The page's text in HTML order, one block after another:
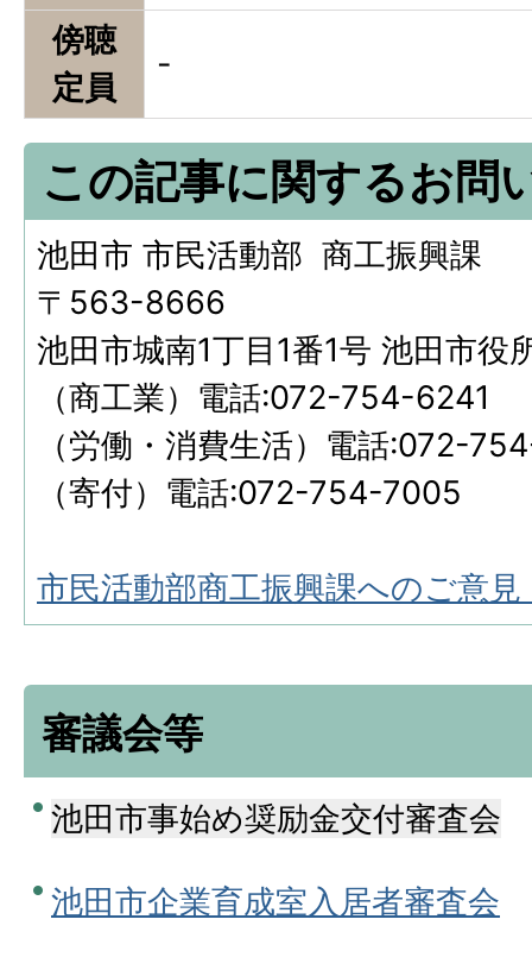
傍聴
定員
-
この記事に関するお問
池田市 市民活動部 商工振興課
〒563-8666
池田市城南1丁目1番1号 池田市役
（商工業）電話:072-754-6241
（労働・消費生活）電話:072-
（寄付）電話:072-754-7005
市民活動部商工振興課へのご意
審議会等
池田市事始め奨励金交付審査会
池田市企業育成室入居者審査会